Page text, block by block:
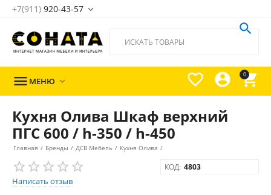
+7(911) 920-43-57 
0




 МЕНЮ 
Кухня Олива Шкаф верхний
ПГС 600 / h-350 / h-450
Главная / Бренды / ДСВ Мебель / Кухня Олива /
Написать отзыв
КОД: 4803